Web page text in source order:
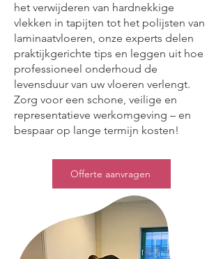
het verwijderen van hardnekkige
vlekken in tapijten tot het polijsten van
laminaatvloeren, onze experts delen
praktijkgerichte tips en leggen uit hoe
professioneel onderhoud de
levensduur van uw vloeren verlengt.
Zorg voor een schone, veilige en
representatieve werkomgeving – en
bespaar op lange termijn kosten!
Offerte aanvragen